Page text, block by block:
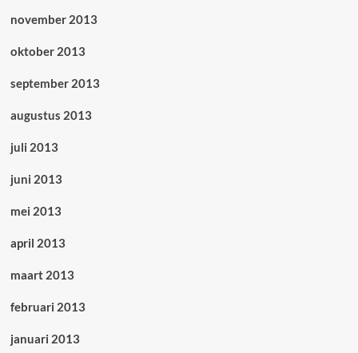
november 2013
oktober 2013
september 2013
augustus 2013
juli 2013
juni 2013
mei 2013
april 2013
maart 2013
februari 2013
januari 2013